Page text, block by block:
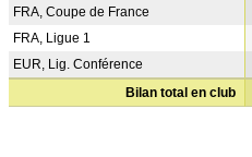
FRA, Coupe de France
FRA, Ligue 1
EUR, Lig. Conférence
Bilan total en club